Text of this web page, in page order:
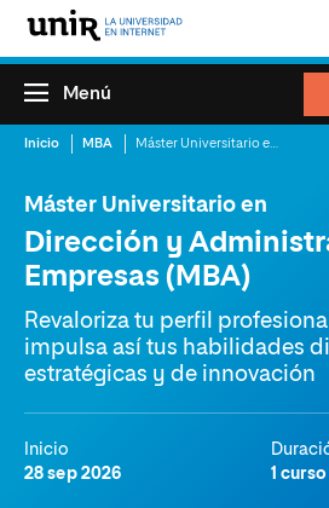
Menú
Inicio MBA
Máster Universitario en
Dirección y
Empresas (MBA)
Revaloriza tu perfil
impulsa así tus habilidades
estratégicas y de innovación
Inicio
28 sep 2026
1 curso